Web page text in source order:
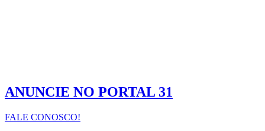
ANUNCIE NO PORTAL 31
FALE CONOSCO!